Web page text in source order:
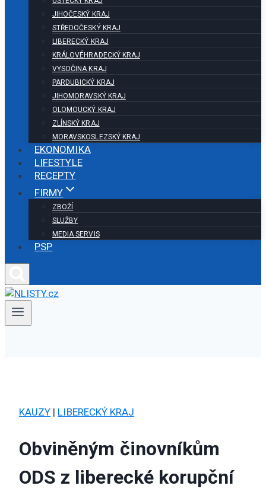
JIHOČESKÝ KRAJ
STŘEDOČESKÝ KRAJ
LIBERECKÝ KRAJ
KRÁLOVÉHRADECKÝ KRAJ
VYSOČINA KRAJ
PARDUBICKÝ KRAJ
JIHOMORAVSKÝ KRAJ
OLOMOUCKÝ KRAJ
ZLÍNSKÝ KRAJ
MORAVSKOSLEZSKÝ KRAJ
EKONOMIKA
LIFESTYLE
RECEPTY
FIRMY
ZBOŽÍ
SLUŽBY
MEDIA SERVIS
PSP
KAUZY | LIBERECKÝ KRAJ
Obviněným činovníkům
ODS z liberecké korupční